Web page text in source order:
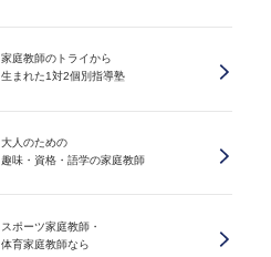
家庭教師のトライから
生まれた1対2個別指導塾
大人のための
趣味・資格・語学の家庭教師
スポーツ家庭教師・
体育家庭教師なら